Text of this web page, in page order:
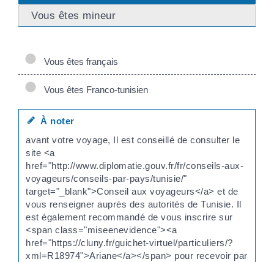
Vous êtes mineur
Vous êtes français
Vous êtes Franco-tunisien
À noter
avant votre voyage, Il est conseillé de consulter le
site <a
href="http://www.diplomatie.gouv.fr/fr/conseils-aux-
voyageurs/conseils-par-pays/tunisie/"
target="_blank">Conseil aux voyageurs</a> et de
vous renseigner auprès des autorités de Tunisie. Il
est également recommandé de vous inscrire sur
<span class="miseenevidence"><a
href="https://cluny.fr/guichet-virtuel/particuliers/?
xml=R18974">Ariane</a></span> pour recevoir par